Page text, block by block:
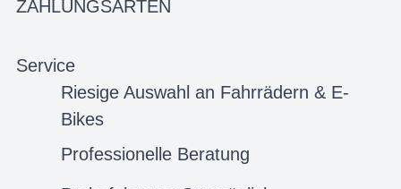
ZAHLUNGSARTEN
Service
Riesige Auswahl an Fahrrädern & E-
Bikes
Professionelle Beratung